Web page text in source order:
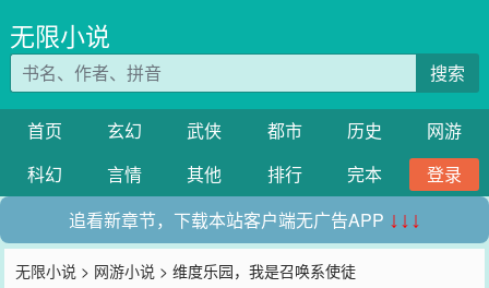
无限小说
搜索
首页 玄幻 武侠 都市 历史
网游
科幻
言情 其他 排行 完本
登录
追看新章节，下载本站客户端无广告APP ↓↓↓
无限小说 > 网游小说 > 维度乐园，我是召唤系使徒